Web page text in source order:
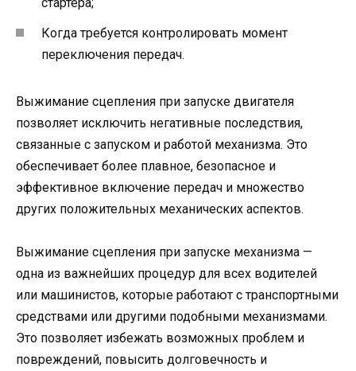
Когда требуется контролировать момент
переключения передач.
Выжимание сцепления при запуске двигателя
позволяет исключить негативные последствия,
связанные с запуском и работой механизма. Это
обеспечивает более плавное, безопасное и
эффективное включение передач и множество
других положительных механических аспектов.
Выжимание сцепления при запуске механизма —
одна из важнейших процедур для всех водителей
или машинистов, которые работают с транспортными
средствами или другими подобными механизмами.
Это позволяет избежать возможных проблем и
повреждений, повысить долговечность и